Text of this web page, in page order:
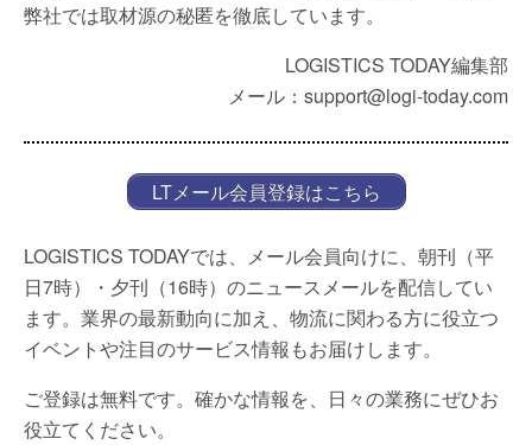
弊社では取材源の秘匿を徹底しています。
LOGISTICS TODAY編集部
メール：support@logi-today.com
LTメール会員登録はこちら
LOGISTICS TODAYでは、メール会員向けに、朝刊（平
日7時）・夕刊（16時）のニュースメールを配信してい
ます。業界の最新動向に加え、物流に関わる方に役立つ
イベントや注目のサービス情報もお届けします。
ご登録は無料です。確かな情報を、日々の業務にぜひお
役立てください。